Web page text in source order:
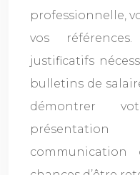
professionnelle,
vos
justificatifs
bulletins de
démontrer
communication